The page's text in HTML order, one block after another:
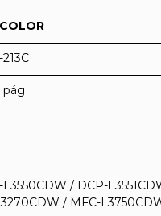
pág
L3550CDW / DCP-
/ MFC-